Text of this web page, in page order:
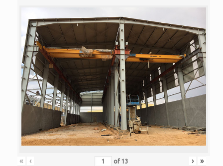
« ‹ of 13 › »